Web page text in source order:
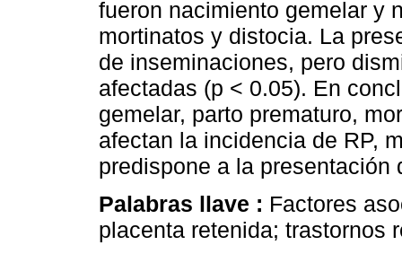
fueron nacimiento gemelar y
mortinatos y distocia. La
de inseminaciones, pero
afectadas (p < 0.05). En
gemelar, parto prematuro,
afectan la incidencia de RP,
predispone a la presentación
Palabras llave : Factores
placenta retenida; trastornos